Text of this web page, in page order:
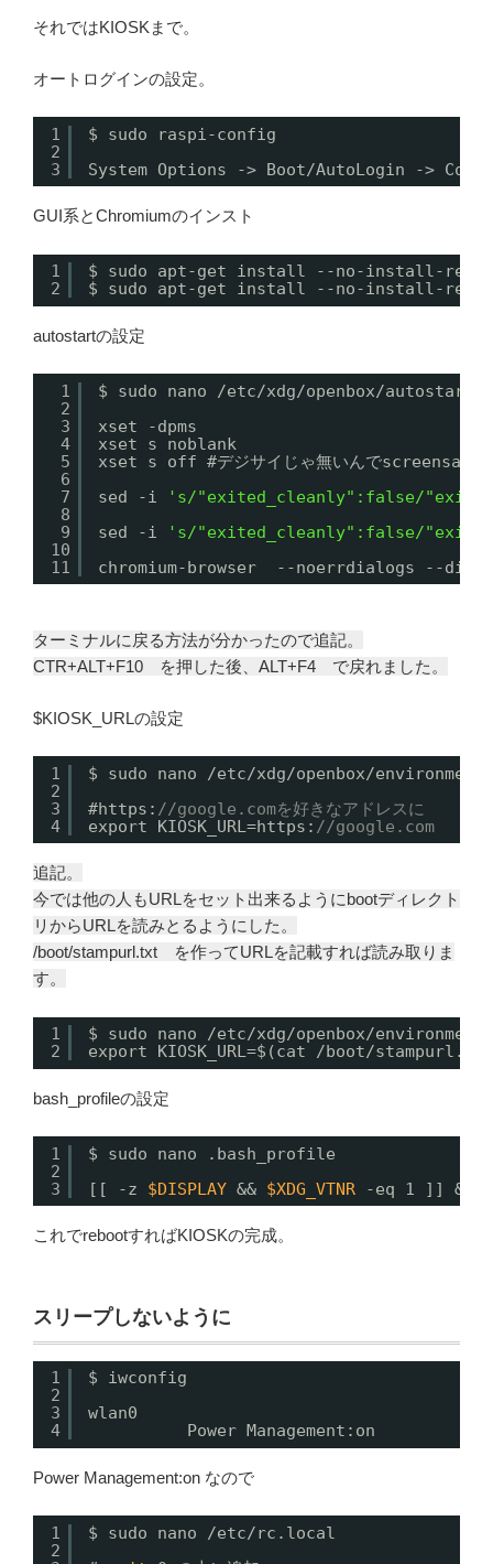
それではKIOSKまで。
オートログインの設定。
1
2
3
$ sudo raspi-config
System Options -> Boot/AutoLogin ->
GUI系とChromiumのインスト
1
2
$ sudo apt-get install --no-install-
$ sudo apt-get install --no-install-
autostartの設定
1
2
3
4
5
6
7
8
9
10
11
$ sudo nano /etc/xdg/openbox/autostart
xset -dpms
xset s noblank
xset s off #デジサイじゃ無いんでscreensaver
sed -i
's/"exited_cleanly":false/
sed -i
's/"exited_cleanly":false/
chromium-browser  --noerrdialogs --
ターミナルに戻る方法が分かったので追記。
CTR+ALT+F10 を押した後、ALT+F4 で戻れました。
$KIOSK_URLの設定
1
2
3
4
$ sudo nano /etc/xdg/openbox/environment
#https: //google.comを好きなアドレスに
export KIOSK_URL=https: //google.com
追記。
今では他の人もURLをセット出来るようにbootディレクト
リからURLを読みとるようにした。
/boot/stampurl.txt を作ってURLを記載すれば読み取りま
す。
1
2
$ sudo nano /etc/xdg/openbox/environment
export KIOSK_URL=$(cat /boot/
bash_profileの設定
1
2
3
$ sudo nano .bash_profile
[[ -z $DISPLAY && $XDG_VTNR -eq 1 ]] &&
これでrebootすればKIOSKの完成。
スリープしないように
1
2
3
4
$ iwconfig
wlan0
Power Management:on
Power Management:on なので
1
2
$ sudo nano /etc/rc.local